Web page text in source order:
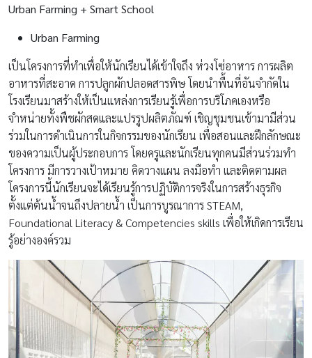
Urban Farming + Smart School
Urban Farming
เป็นโครงการที่ทำเพื่อให้นักเรียนได้เข้าใจถึง ห่วงโซ่อาหาร การผลิต
อาหารที่สะอาด การปลูกผักปลอดสารพิษ โดยนำพื้นที่อันจำกัดใน
โรงเรียนมาสร้างให้เป็นแหล่งการเรียนรู้เพื่อการบริโภคเองหรือ
จำหน่ายทั้งพืชผักสดและแปรรูปผลิตภัณฑ์ เชิญชุมชนเข้ามามีส่วน
ร่วมในการดำเนินการในกิจกรรมของนักเรียน เพื่อสอนและฝึกลักษณะ
ของความเป็นผู้ประกอบการ โดยครูและนักเรียนทุกคนมีส่วนร่วมทำ
โครงการ มีการวางเป้าหมาย คิดวางแผน ลงมือทำ และติดตามผล
โครงการนี้นักเรียนจะได้เรียนรู้การปฏิบัติการจริงในการสร้างธุรกิจ
ตั้งแต่ต้นน้ำจนถึงปลายน้ำ เป็นการบูรณาการ STEAM,
Foundational Literacy & Competencies skills เพื่อให้เกิดการเรียน
รู้อย่างองค์รวม